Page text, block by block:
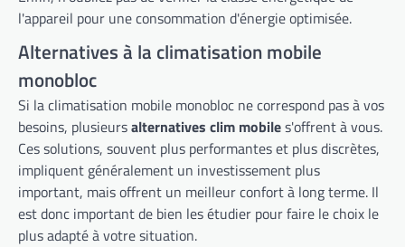
l'appareil pour une consommation d'énergie optimisée.
Alternatives à la climatisation mobile
monobloc
Si la climatisation mobile monobloc ne correspond pas à vos
besoins, plusieursalternatives clim mobiles'offrent à vous.
Ces solutions, souvent plus performantes et plus discrètes,
impliquent généralement un investissement plus
important, mais offrent un meilleur confort à long terme. Il
est donc important de bien les étudier pour faire le choix le
plus adapté à votre situation.